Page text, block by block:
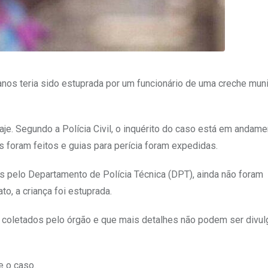
teria sido estuprada por um funcionário de uma creche
Segundo a Polícia Civil, o inquérito do caso está em
foram feitos e guias para perícia foram expedidas.
Departamento de Polícia Técnica (DPT), ainda não foram
a criança foi estuprada.
pelo órgão e que mais detalhes não podem ser
o caso.